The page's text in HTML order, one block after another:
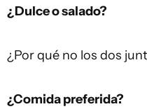
¿Dulce o salado?
¿Por qué no los dos
¿Comida preferida?